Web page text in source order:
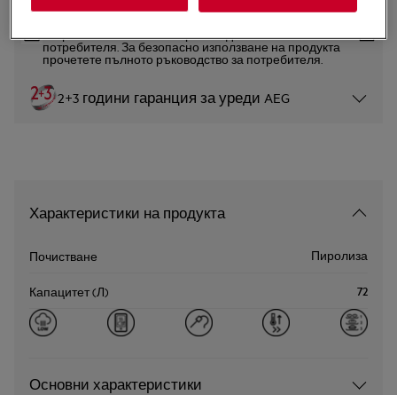
Инструкциите за безопасност и предупрежденията за
изброени в глава 1 и 2 на ръководството за
потребителя. За безопасно използване на продукта
прочетете пълното ръководство за потребителя.
2+3 години гаранция за уреди AEG
Характеристики на продукта
Почистване Пиролиза
Капацитет (Л) 72
Основни характеристики